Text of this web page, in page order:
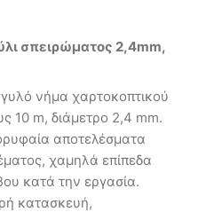
σπειρώματος 2,4mm,
νήμα χαρτοκοπτικού
10 m, διάμετρο 2,4 mm.
αποτελέσματα
χαμηλά επίπεδα
κατά την εργασία.
κατασκευή,